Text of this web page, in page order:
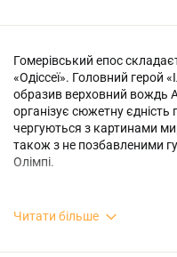
Гомерівський епос
«Одісcеї». Головний герой
образив верховний вождь
організує сюжетну єдність
чергуються з картинами
також з не позбавленими
Олімпі.
Читати більше